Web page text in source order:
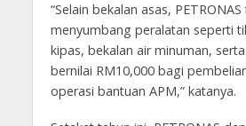
“Selain bekalan asas,
menyumbang peralatan seperti
kipas, bekalan air minuman,
bernilai RM10,000 bagi
operasi bantuan APM,” katanya.